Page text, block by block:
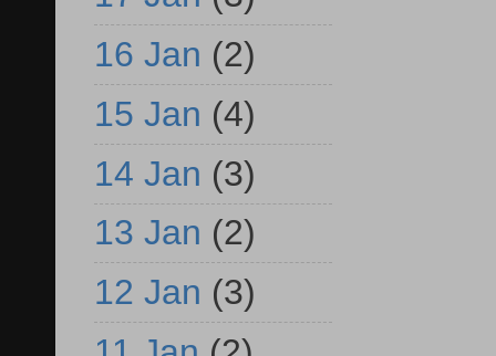
16 Jan (2)
15 Jan (4)
14 Jan (3)
13 Jan (2)
12 Jan (3)